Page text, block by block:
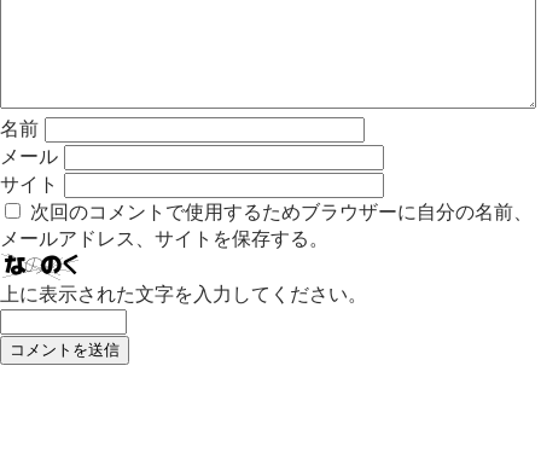
名前
メール
サイト
次回のコメントで使用するためブラウザーに自分の名前、
メールアドレス、サイトを保存する。
上に表示された文字を入力してください。